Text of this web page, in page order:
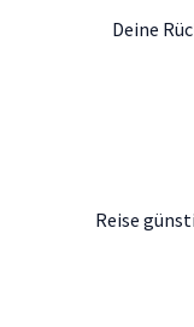
Deine
Reise